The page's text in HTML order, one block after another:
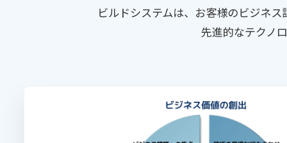
ビルドシステムは、お客様のビジネ
先進的なテクノ